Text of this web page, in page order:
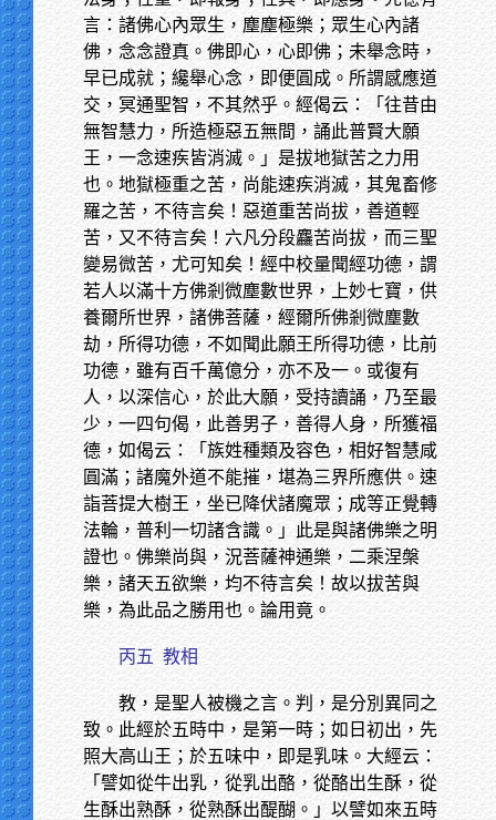
言：諸佛心內眾生，塵塵極樂；眾生心內諸
佛，念念證真。佛即心，心即佛；未舉念時，
早已成就；纔舉心念，即便圓成。所謂感應道
交，冥通聖智，不其然乎。經偈云：「往昔由
無智慧力，所造極惡五無間，誦此普賢大願
王，一念速疾皆消滅。」是拔地獄苦之力用
也。地獄極重之苦，尚能速疾消滅，其鬼畜修
羅之苦，不待言矣！惡道重苦尚拔，善道輕
苦，又不待言矣！六凡分段麤苦尚拔，而三聖
變易微苦，尤可知矣！經中校量聞經功德，謂
若人以滿十方佛剎微塵數世界，上妙七寶，供
養爾所世界，諸佛菩薩，經爾所佛剎微塵數
劫，所得功德，不如聞此願王所得功德，比前
功德，雖有百千萬億分，亦不及一。或復有
人，以深信心，於此大願，受持讀誦，乃至最
少，一四句偈，此善男子，善得人身，所獲福
德，如偈云：「族姓種類及容色，相好智慧咸
圓滿；諸魔外道不能摧，堪為三界所應供。速
詣菩提大樹王，坐已降伏諸魔眾；成等正覺轉
法輪，普利一切諸含識。」此是與諸佛樂之明
證也。佛樂尚與，況菩薩神通樂，二乘涅槃
樂，諸天五欲樂，均不待言矣！故以拔苦與
樂，為此品之勝用也。論用竟。
丙五 教相
教，是聖人被機之言。判，是分別異同之
致。此經於五時中，是第一時；如日初出，先
照大高山王；於五味中，即是乳味。大經云：
「譬如從牛出乳，從乳出酪，從酪出生酥，從
生酥出熟酥，從熟酥出醍醐。」以譬如來五時